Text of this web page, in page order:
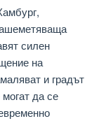
силен
на
и градът
да се